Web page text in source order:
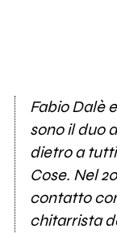
Fabio Dalè
sono il duo
dietro a
Cose. Nel
contatto
chitarrista